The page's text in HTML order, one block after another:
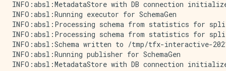
      }
    }
  }
  feature {
    key: "trip_start_month"
    value {
      int64_list {
INFO:absl:MetadataStore with DB connection
INFO:absl:Running executor for SchemaGen
INFO:absl:Processing schema from statistics for
INFO:absl:Processing schema from statistics for
INFO:absl:Schema written to /tmp/tfx-interactive-2021-
INFO:absl:Running publisher for SchemaGen